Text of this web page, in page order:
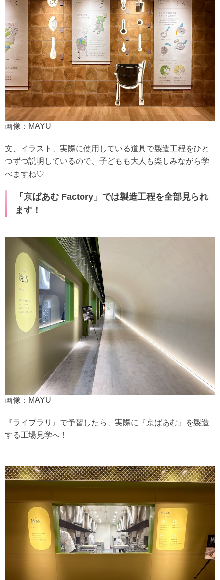
画像：MAYU
文、イラスト、実際に使用している道具で製造工程をひと
つずつ説明しているので、子どもも大人も楽しみながら学
べますね♡
「京ばあむ Factory」では製造工程を全部見られ
ます！
画像：MAYU
『ライブラリ』で予習したら、実際に『京ばあむ』を製造
する工場見学へ！